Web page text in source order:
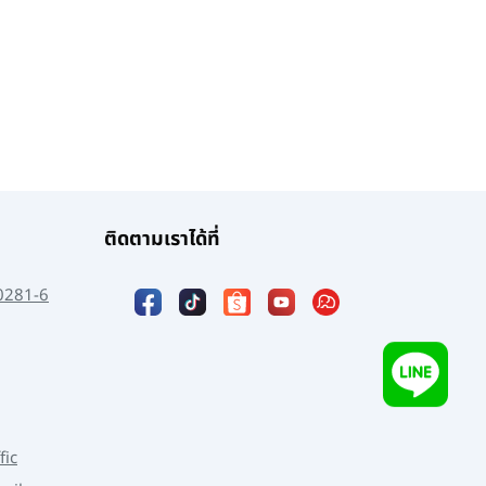
6
ติดตามเราได้ที่